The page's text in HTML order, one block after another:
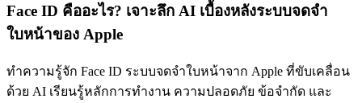
Face ID คืออะไร? เจาะลึก AI เบื้องหลังระบบจดจำ
ใบหน้าของ Apple
ทำความรู้จัก Face ID ระบบจดจำใบหน้าจาก Apple ที่ขับเคลื่อน
ด้วย AI เรียนรู้หลักการทำงาน ความปลอดภัย ข้อจำกัด และ